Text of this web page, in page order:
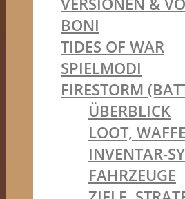
BONI
TIDES OF WAR
SPIELMODI
FIRESTORM
ÜBERBLICK
LOOT,
INVENTAR-
FAHRZEUGE